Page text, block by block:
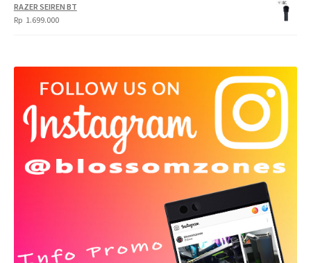
RAZER SEIREN BT
Rp 1.699.000